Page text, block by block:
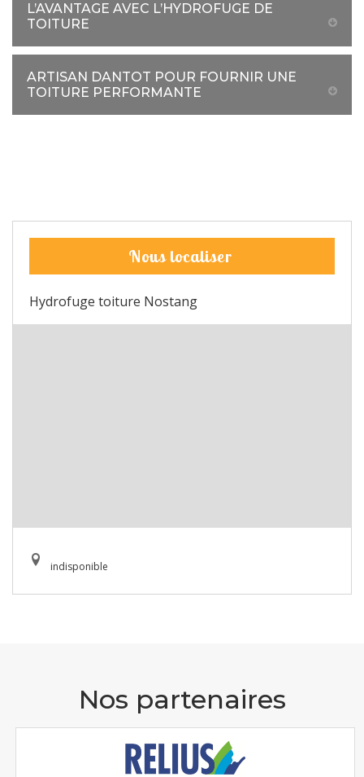
L’AVANTAGE AVEC L’HYDROFUGE DE
TOITURE
ARTISAN DANTOT POUR FOURNIR UNE
TOITURE PERFORMANTE
Nous localiser
Hydrofuge toiture Nostang
indisponible
Nos partenaires